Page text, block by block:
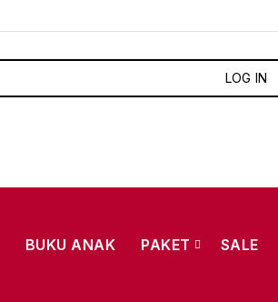
LOG IN
BUKU ANAK PAKET SALE